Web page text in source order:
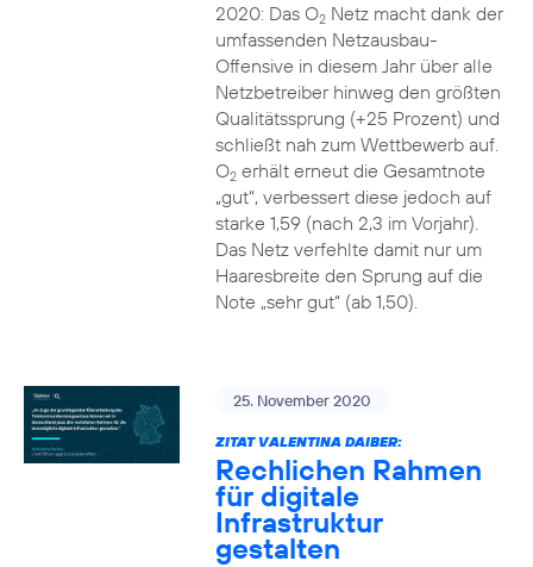
2020: Das O2Netz macht dank der
umfassenden Netzausbau-
Offensive in diesem Jahr über alle
Netzbetreiber hinweg den größten
Qualitätssprung (+25 Prozent) und
schließt nah zum Wettbewerb auf.
O2erhält erneut die Gesamtnote
„gut“, verbessert diese jedoch auf
starke 1,59 (nach 2,3 im Vorjahr).
Das Netz verfehlte damit nur um
Haaresbreite den Sprung auf die
Note „sehr gut“ (ab 1,50).
25. November 2020
ZITAT VALENTINA DAIBER:
Rechlichen Rahmen
für digitale
Infrastruktur
gestalten